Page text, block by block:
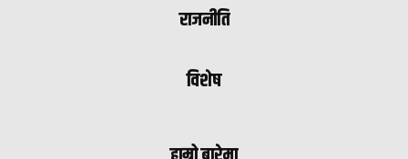
राजनीति
विशेष